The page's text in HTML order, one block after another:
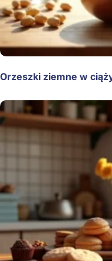
Orzeszki ziemne w